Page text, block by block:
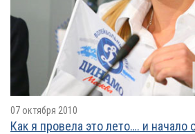
07 октября 2010
Как я провелa это лето…. и начало